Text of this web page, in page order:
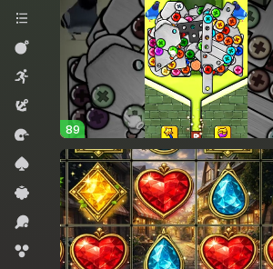
Todas las categorías
Arcade
Aventura
Carreras
Cartas
Casual
Deportes
Disparadores de burbujas
89